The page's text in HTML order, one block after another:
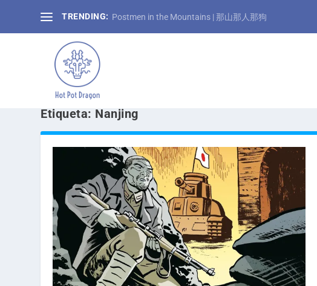
TRENDING: Postmen in the Mountains | 那山那人那狗
Etiqueta: Nanjing